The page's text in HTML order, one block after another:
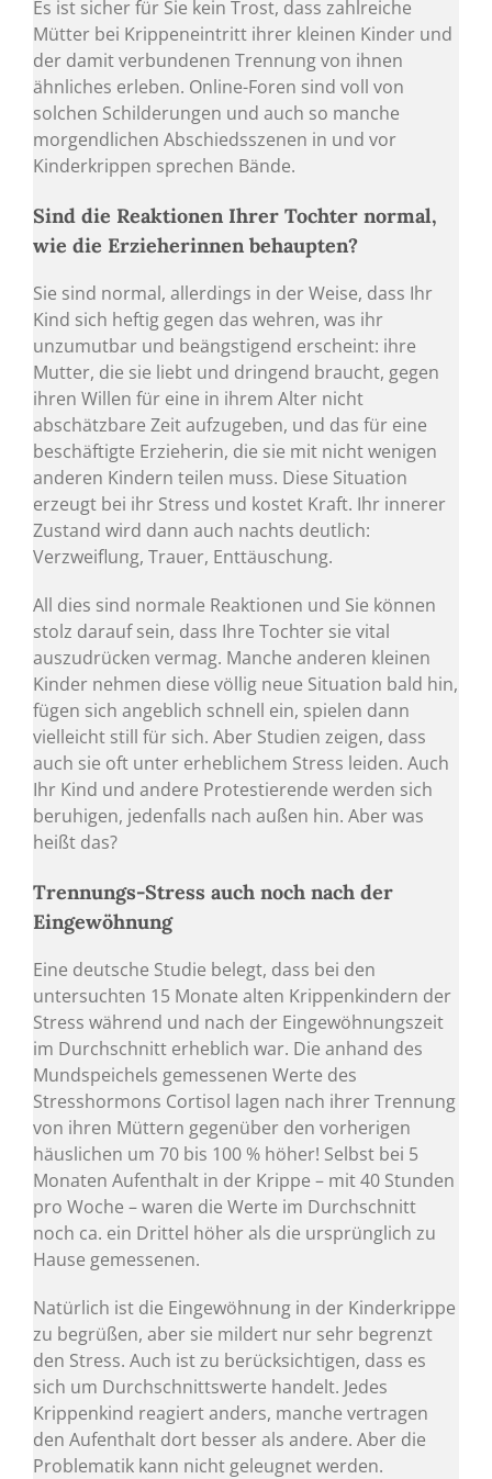
Es ist sicher für Sie kein Trost, dass zahlreiche
Mütter bei Krippeneintritt ihrer kleinen Kinder und
der damit verbundenen Trennung von ihnen
ähnliches erleben. Online-Foren sind voll von
solchen Schilderungen und auch so manche
morgendlichen Abschiedsszenen in und vor
Kinderkrippen sprechen Bände.
Sind die Reaktionen Ihrer Tochter normal,
wie die Erzieherinnen behaupten?
Sie sind normal, allerdings in der Weise, dass Ihr
Kind sich heftig gegen das wehren, was ihr
unzumutbar und beängstigend erscheint: ihre
Mutter, die sie liebt und dringend braucht, gegen
ihren Willen für eine in ihrem Alter nicht
abschätzbare Zeit aufzugeben, und das für eine
beschäftigte Erzieherin, die sie mit nicht wenigen
anderen Kindern teilen muss. Diese Situation
erzeugt bei ihr Stress und kostet Kraft. Ihr innerer
Zustand wird dann auch nachts deutlich:
Verzweiflung, Trauer, Enttäuschung.
All dies sind normale Reaktionen und Sie können
stolz darauf sein, dass Ihre Tochter sie vital
auszudrücken vermag. Manche anderen kleinen
Kinder nehmen diese völlig neue Situation bald hin,
fügen sich angeblich schnell ein, spielen dann
vielleicht still für sich. Aber Studien zeigen, dass
auch sie oft unter erheblichem Stress leiden. Auch
Ihr Kind und andere Protestierende werden sich
beruhigen, jedenfalls nach außen hin. Aber was
heißt das?
Trennungs-Stress auch noch nach der
Eingewöhnung
Eine deutsche Studie belegt, dass bei den
untersuchten 15 Monate alten Krippenkindern der
Stress während und nach der Eingewöhnungszeit
im Durchschnitt erheblich war. Die anhand des
Mundspeichels gemessenen Werte des
Stresshormons Cortisol lagen nach ihrer Trennung
von ihren Müttern gegenüber den vorherigen
häuslichen um 70 bis 100 % höher! Selbst bei 5
Monaten Aufenthalt in der Krippe – mit 40 Stunden
pro Woche – waren die Werte im Durchschnitt
noch ca. ein Drittel höher als die ursprünglich zu
Hause gemessenen.
Natürlich ist die Eingewöhnung in der Kinderkrippe
zu begrüßen, aber sie mildert nur sehr begrenzt
den Stress. Auch ist zu berücksichtigen, dass es
sich um Durchschnittswerte handelt. Jedes
Krippenkind reagiert anders, manche vertragen
den Aufenthalt dort besser als andere. Aber die
Problematik kann nicht geleugnet werden.